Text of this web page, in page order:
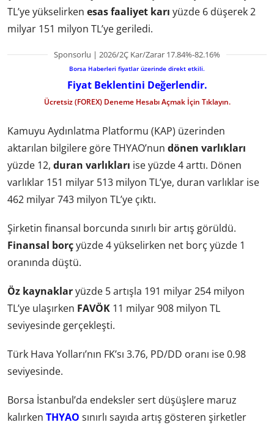
TL’ye yükselirken esas faaliyet karı yüzde 6 düşerek 2
milyar 151 milyon TL’ye geriledi.
Sponsorlu | 2026/2Ç Kar/Zarar 17.84%-82.16%
Borsa Haberleri fiyatlar üzerinde direkt etkili.
Fiyat Beklentini Değerlendir.
Ücretsiz (FOREX) Deneme Hesabı Açmak İçin Tıklayın.
Kamuyu Aydınlatma Platformu (KAP) üzerinden
aktarılan bilgilere göre THYAO’nun dönen varlıkları
yüzde 12, duran varlıkları ise yüzde 4 arttı. Dönen
varlıklar 151 milyar 513 milyon TL’ye, duran varlıklar ise
462 milyar 743 milyon TL’ye çıktı.
Şirketin finansal borcunda sınırlı bir artış görüldü.
Finansal borçyüzde 4 yükselirken net borç yüzde 1
oranında düştü.
Öz kaynaklaryüzde 5 artışla 191 milyar 254 milyon
TL’ye ulaşırken FAVÖK 11 milyar 908 milyon TL
seviyesinde gerçekleşti.
Türk Hava Yolları’nın FK’sı 3.76, PD/DD oranı ise 0.98
seviyesinde.
Borsa İstanbul’da endeksler sert düşüşlere maruz
kalırken THYAO sınırlı sayıda artış gösteren şirketler